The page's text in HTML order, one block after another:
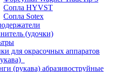
Сопла HYVST
Сопла Sotex
(удочки)
для окрасочных аппаратов
(рукава) абразивоструйные